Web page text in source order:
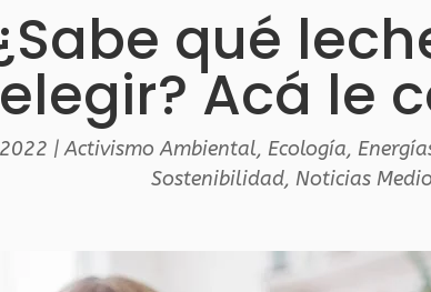
qué
elegir? Acá le
|Activismo Ambiental, Ecología,
Sostenibilidad,Noticias